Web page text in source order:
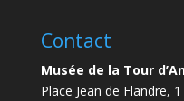
Contact
Musée de la Tour
Place Jean de Flandre, 1